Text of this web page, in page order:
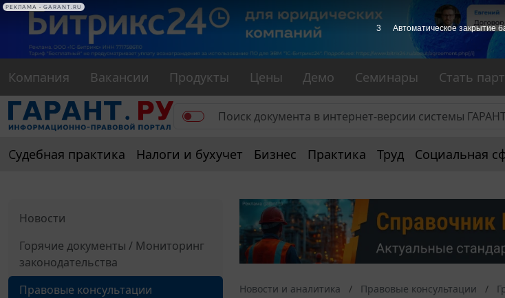
РЕКЛАМА
Компания Вакансии Продукты Цены Демо Семинары Стать
Судебная практика Налоги и бухучет Бизнес Практика Труд Социальная
Новости
Горячие документы / Мониторинг
законодательства
Правовые консультации
Новости и аналитика Правовые консультации
2 Автоматическое закрытие
РЕКЛАМА • GARANT.RU